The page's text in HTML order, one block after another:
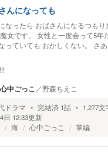
んになっても
なったら おばさんになるつもり
女です。 女性と一度会って5年
っていても おかしくない。 さあ
中ごっこ ／野森ちえこ
ドラマ 完結済 1話 1,277文
日 12:33更新
海 心中ごっこ 掌編